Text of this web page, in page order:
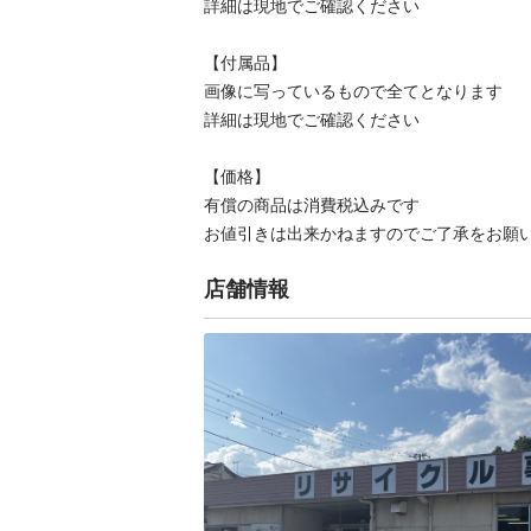
詳細は現地でご確認ください
【付属品】
画像に写っているもので全てとなります
詳細は現地でご確認ください
【価格】
有償の商品は消費税込みです
お値引きは出来かねますのでご了承をお願
店舗情報